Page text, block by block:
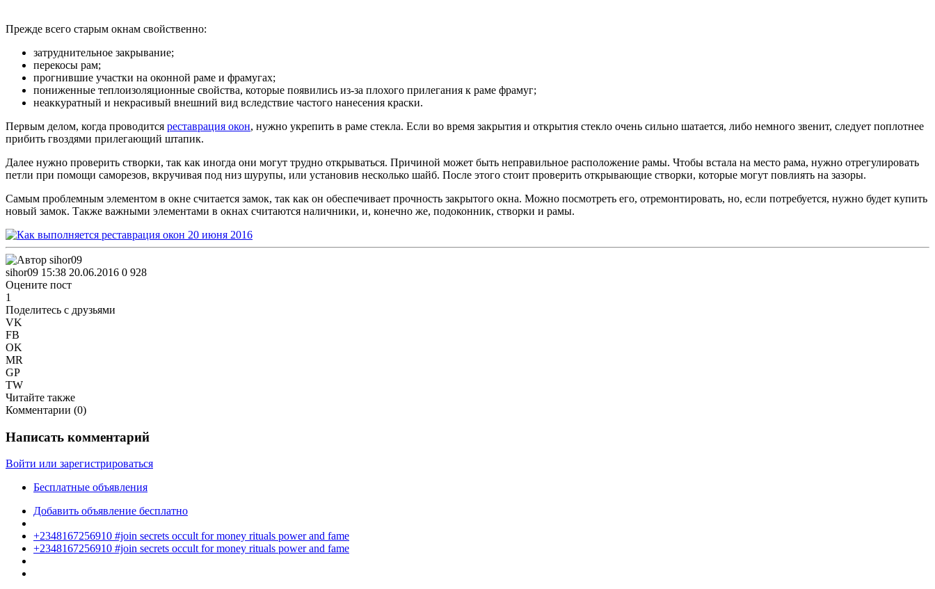
Прежде всего старым окнам свойственно:
затруднительное закрывание;
перекосы рам;
прогнившие участки на оконной раме и фрамугах;
пониженные теплоизоляционные свойства, которые появились из-за плохого прилегания к раме фрамуг;
неаккуратный и некрасивый внешний вид вследствие частого нанесения краски.
Первым делом, когда проводится реставрация окон, нужно укрепить в раме стекла. Если во время закрытия и открытия стекло очень сильно шатается, либо немного звенит, следует поплотнее
прибить гвоздями прилегающий штапик.
Далее нужно проверить створки, так как иногда они могут трудно открываться. Причиной может быть неправильное расположение рамы. Чтобы встала на место рама, нужно отрегулировать
петли при помощи саморезов, вкручивая под низ шурупы, или установив несколько шайб. После этого стоит проверить открывающие створки, которые могут повлиять на зазоры.
Самым проблемным элементом в окне считается замок, так как он обеспечивает прочность закрытого окна. Можно посмотреть его, отремонтировать, но, если потребуется, нужно будет купить
новый замок. Также важными элементами в окнах считаются наличники, и, конечно же, подоконник, створки и рамы.
sihor09 15:38 20.06.2016 0 928
Оцените пост
1
Поделитесь с друзьями
VK
FB
OK
MR
GP
TW
Читайте также
Комментарии (0)
Написать комментарий
Войти или зарегистрироваться
Бесплатные объявления
Добавить объявление бесплатно
+2348167256910 #join secrets occult for money rituals power and fame
+2348167256910 #join secrets occult for money rituals power and fame